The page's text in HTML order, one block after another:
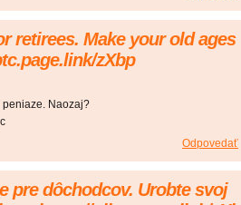
retirees. Make your old ages
zXbp
Naozaj?
Odpovedať
pre dôchodcov. Urobte svoj